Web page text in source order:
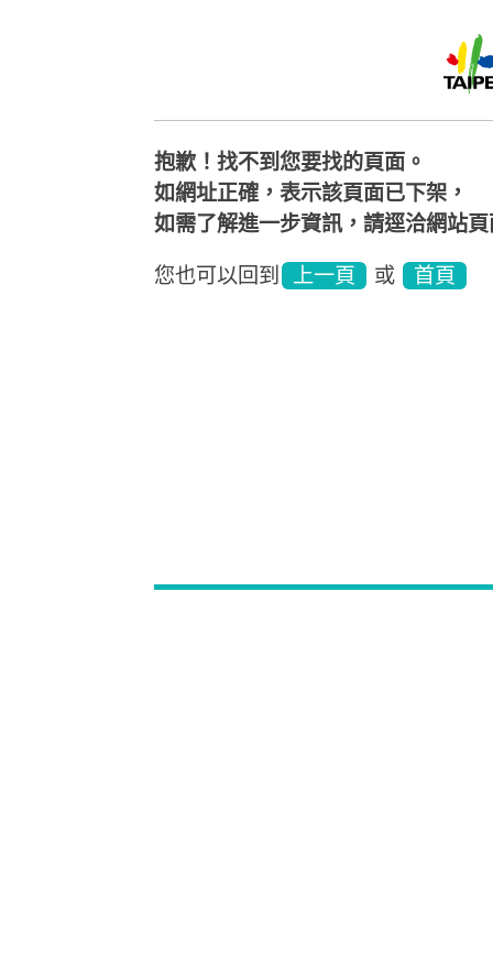
抱歉！找不到您要找的頁面。
如網址正確，表示該頁面已下架，
如需了解進一步資訊，請逕洽網站
您也可以回到 上一頁 或 首頁